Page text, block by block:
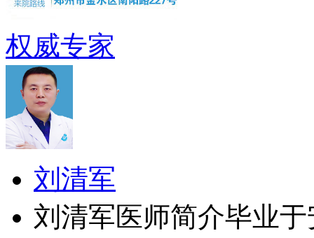
权威专家
刘清军
刘清军医师简介毕业